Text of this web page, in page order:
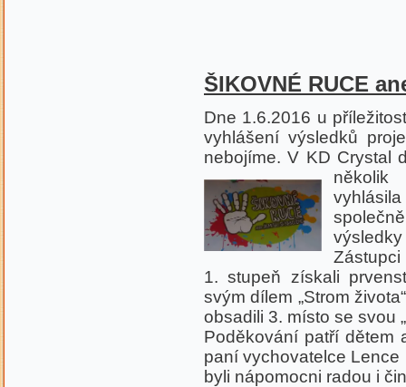
ŠIKOVNÉ RUCE
Dne 1.6.2016 u
vyhlášení výsledků
nebojíme. V KD Crystal
několik
výsledky
1. stupeň získali
svým dílem „Strom
obsadili 3. místo se svou
Poděkování patří dětem
paní vychovatelce Lence
byli nápomocni radou i